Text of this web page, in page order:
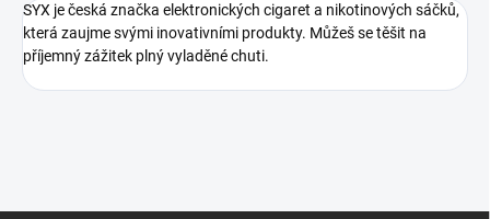
SYX je česká značka elektronických cigaret a nikotinových sáčků,
která zaujme svými inovativními produkty. Můžeš se těšit na
příjemný zážitek plný vyladěné chuti.